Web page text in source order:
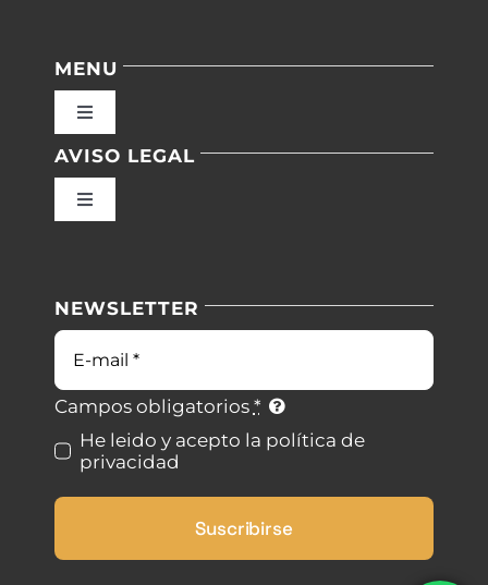
MENU
Toggle
Inicio
Blog
Contacto
AVISO LEGAL
Toggle
Condiciones de uso
Ley de cookies
Desistimiento
NEWSLETTER
Correo
electrónico
Campos obligatorios *
He leido y acepto la política de
privacidad
Suscribirse